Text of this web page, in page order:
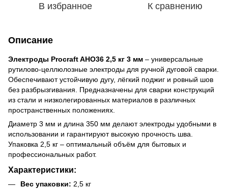
В избранное К сравнению
Описание
Электроды Procraft AHO36 2,5 кг 3 мм – универсальные
рутилово-целлюлозные электроды для ручной дуговой сварки.
Обеспечивают устойчивую дугу, лёгкий поджиг и ровный шов
без разбрызгивания. Предназначены для сварки конструкций
из стали и низколегированных материалов в различных
пространственных положениях.
Диаметр 3 мм и длина 350 мм делают электроды удобными в
использовании и гарантируют высокую прочность шва.
Упаковка 2,5 кг – оптимальный объём для бытовых и
профессиональных работ.
Характеристики:
Вес упаковки: 2,5 кг